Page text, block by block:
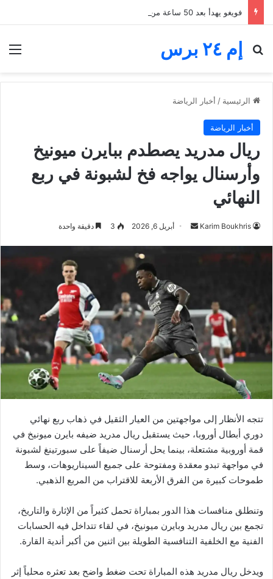
إم ٢٤ برس
بحث عن
الرئيسية / أخبار الرياضة
أخبار الرياضة
ريال مدريد يصطدم ببايرن ميونيخ
وأرسنال يواجه فخ لشبونة في ربع
النهائي
Karim Boukhris
أرسل أبريل 6, 2026 3 دقيقة واحدة
تتجه الأنظار إلى مواجهتين من العيار الثقيل في ذهاب ربع نهائي
دوري أبطال أوروبا، حيث يستقبل ريال مدريد ضيفه بايرن ميونيخ في
قمة أوروبية مشتعلة، بينما يحل أرسنال ضيفاً على سبورتينغ لشبونة
في مواجهة تبدو معقدة ومفتوحة على جميع السيناريوهات، وسط
طموحات كبيرة من الفرق الأربعة للاقتراب من المربع الذهبي.
وتنطلق منافسات هذا الدور بمباراة تحمل كثيراً من الإثارة والتاريخ،
تجمع بين ريال مدريد وبايرن ميونيخ، في لقاء تتداخل فيه الحسابات
الفنية مع الخلفية التنافسية الطويلة بين اثنين من أكبر أندية القارة.
ويدخل ريال مدريد هذه المباراة تحت ضغط واضح بعد تعثره محلياً إثر